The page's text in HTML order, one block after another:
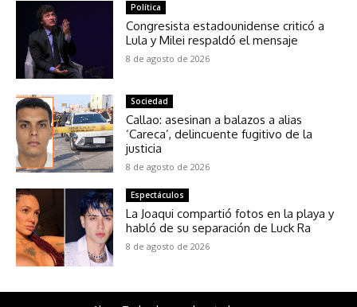
Política
Congresista estadounidense criticó a
Lula y Milei respaldó el mensaje
8 de agosto de 2026
Sociedad
Callao: asesinan a balazos a alias
‘Careca’, delincuente fugitivo de la
justicia
8 de agosto de 2026
Espectáculos
La Joaqui compartió fotos en la playa y
habló de su separación de Luck Ra
8 de agosto de 2026